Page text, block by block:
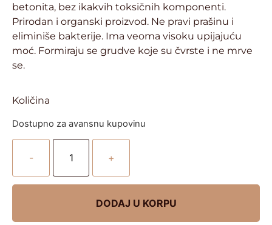
betonita, bez ikakvih toksičnih komponenti.
Prirodan i organski proizvod. Ne pravi prašinu i
eliminiše bakterije. Ima veoma visoku upijajuću
moć. Formiraju se grudve koje su čvrste i ne mrve
se.
Količina
Dostupno za avansnu kupovinu
- +
DODAJ U KORPU